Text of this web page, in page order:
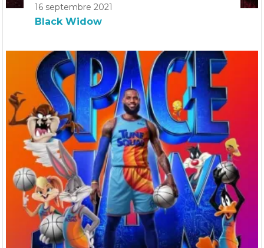
16 septembre 2021
Black Widow